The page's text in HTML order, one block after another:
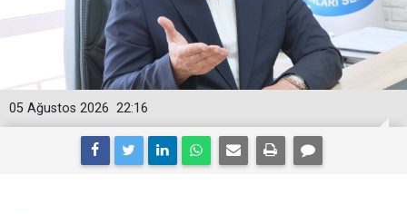
22:16
05 Ağustos 2026